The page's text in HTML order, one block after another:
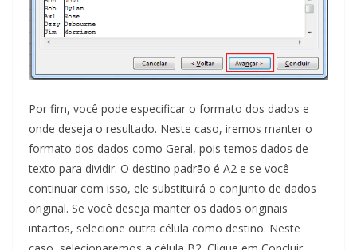
Por fim, você pode especificar o formato dos dados e
onde deseja o resultado. Neste caso, iremos manter o
formato dos dados como Geral, pois temos dados de
texto para dividir. O destino padrão é A2 e se você
continuar com isso, ele substituirá o conjunto de dados
original. Se você deseja manter os dados originais
intactos, selecione outra célula como destino. Neste